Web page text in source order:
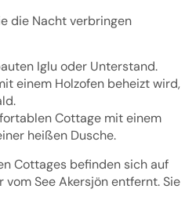
die Nacht verbringen
Iglu oder Unterstand.
einem Holzofen beheizt wird,
Cottage mit einem
heißen Dusche.
Cottages befinden sich auf
See Akersjön entfernt. Sie